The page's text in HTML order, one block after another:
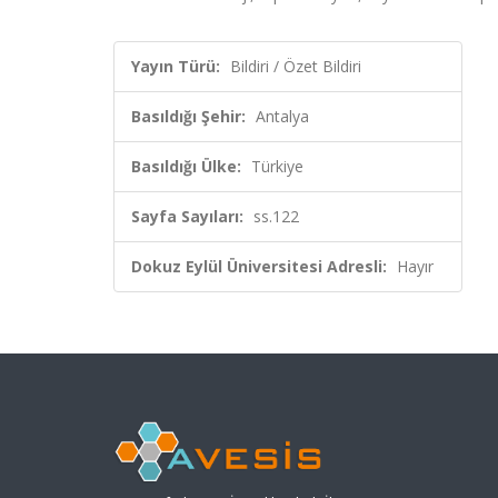
Yayın Türü: Bildiri / Özet Bildiri
Basıldığı Şehir: Antalya
Basıldığı Ülke: Türkiye
Sayfa Sayıları: ss.122
Dokuz Eylül Üniversitesi Adresli: Hayır